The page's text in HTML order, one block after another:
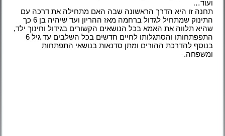
ועוד…
תחנה זו היא הדרך הראשונה שבה האם מתחילה את דרכה עם
התינוק שמתחיל לגדול ברחמה מאז ההריון ועד שיהיה בן 6 כך
שהיא תלווה את האמא בכל הנושאים הקשורים בגידול וחינוך ילד,
התפפתחותו והסתגלותו לחיים חדשים בכל השלבים עד גיל 6
בנוסף להדרכת ההורים ומתן סדנאות בנושאי התפתחות
ומשפחה.